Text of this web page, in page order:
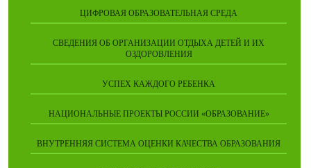
ЦИФРОВАЯ ОБРАЗОВАТЕЛЬНАЯ СРЕДА
СВЕДЕНИЯ ОБ ОРГАНИЗАЦИИ ОТДЫХА ДЕТЕЙ И ИХ
ОЗДОРОВЛЕНИЯ
УСПЕХ КАЖДОГО РЕБЕНКА
НАЦИОНАЛЬНЫЕ ПРОЕКТЫ РОССИИ «ОБРАЗОВАНИЕ»
ВНУТРЕННЯЯ СИСТЕМА ОЦЕНКИ КАЧЕСТВА ОБРАЗОВАНИЯ